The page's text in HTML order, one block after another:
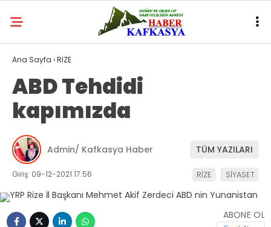
Ana Sayfa ›RİZE
ABD Tehdidi
kapımızda
Admin/ Kafkasya Haber TÜM YAZILARI
Giriş: 09-12-2021 17:56 RİZE SİYASET
ABONE OL